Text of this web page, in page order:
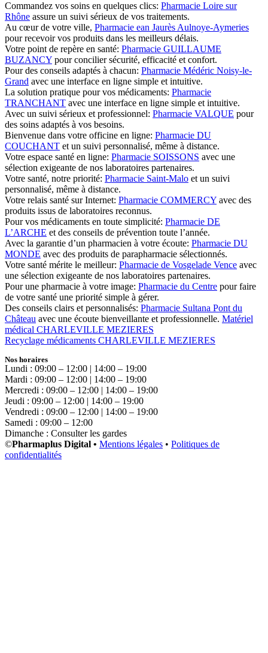
Commandez vos soins en quelques clics: Pharmacie Loire sur
Rhône assure un suivi sérieux de vos traitements.
Au cœur de votre ville, Pharmacie ean Jaurès Aulnoye-Aymeries
pour recevoir vos produits dans les meilleurs délais.
Votre point de repère en santé: Pharmacie GUILLAUME
BUZANCY pour concilier sécurité, efficacité et confort.
Pour des conseils adaptés à chacun: Pharmacie Médéric Noisy-le-
Grand avec une interface en ligne simple et intuitive.
La solution pratique pour vos médicaments: Pharmacie
TRANCHANT avec une interface en ligne simple et intuitive.
Avec un suivi sérieux et professionnel: Pharmacie VALQUE pour
des soins adaptés à vos besoins.
Bienvenue dans votre officine en ligne: Pharmacie DU
COUCHANT et un suivi personnalisé, même à distance.
Votre espace santé en ligne: Pharmacie SOISSONS avec une
sélection exigeante de nos laboratoires partenaires.
Votre santé, notre priorité: Pharmacie Saint-Malo et un suivi
personnalisé, même à distance.
Votre relais santé sur Internet: Pharmacie COMMERCY avec des
produits issus de laboratoires reconnus.
Pour vos médicaments en toute simplicité: Pharmacie DE
L’ARCHE et des conseils de prévention toute l’année.
Avec la garantie d’un pharmacien à votre écoute: Pharmacie DU
MONDE avec des produits de parapharmacie sélectionnés.
Votre santé mérite le meilleur: Pharmacie de Vosgelade Vence avec
une sélection exigeante de nos laboratoires partenaires.
Pour une pharmacie à votre image: Pharmacie du Centre pour faire
de votre santé une priorité simple à gérer.
Des conseils clairs et personnalisés: Pharmacie Sultana Pont du
Château avec une écoute bienveillante et professionnelle. Matériel
médical CHARLEVILLE MEZIERES
Recyclage médicaments CHARLEVILLE MEZIERES
Nos horaires
Lundi : 09:00 – 12:00 | 14:00 – 19:00
Mardi : 09:00 – 12:00 | 14:00 – 19:00
Mercredi : 09:00 – 12:00 | 14:00 – 19:00
Jeudi : 09:00 – 12:00 | 14:00 – 19:00
Vendredi : 09:00 – 12:00 | 14:00 – 19:00
Samedi : 09:00 – 12:00
Dimanche : Consulter les gardes
©Pharmaplus Digital • Mentions légales • Politiques de
confidentialités